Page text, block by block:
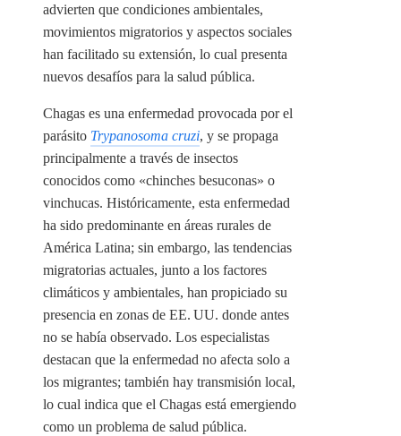
advierten que condiciones ambientales,
movimientos migratorios y aspectos sociales
han facilitado su extensión, lo cual presenta
nuevos desafíos para la salud pública.
Chagas es una enfermedad provocada por el
parásito Trypanosoma cruzi, y se propaga
principalmente a través de insectos
conocidos como «chinches besuconas» o
vinchucas. Históricamente, esta enfermedad
ha sido predominante en áreas rurales de
América Latina; sin embargo, las tendencias
migratorias actuales, junto a los factores
climáticos y ambientales, han propiciado su
presencia en zonas de EE. UU. donde antes
no se había observado. Los especialistas
destacan que la enfermedad no afecta solo a
los migrantes; también hay transmisión local,
lo cual indica que el Chagas está emergiendo
como un problema de salud pública.